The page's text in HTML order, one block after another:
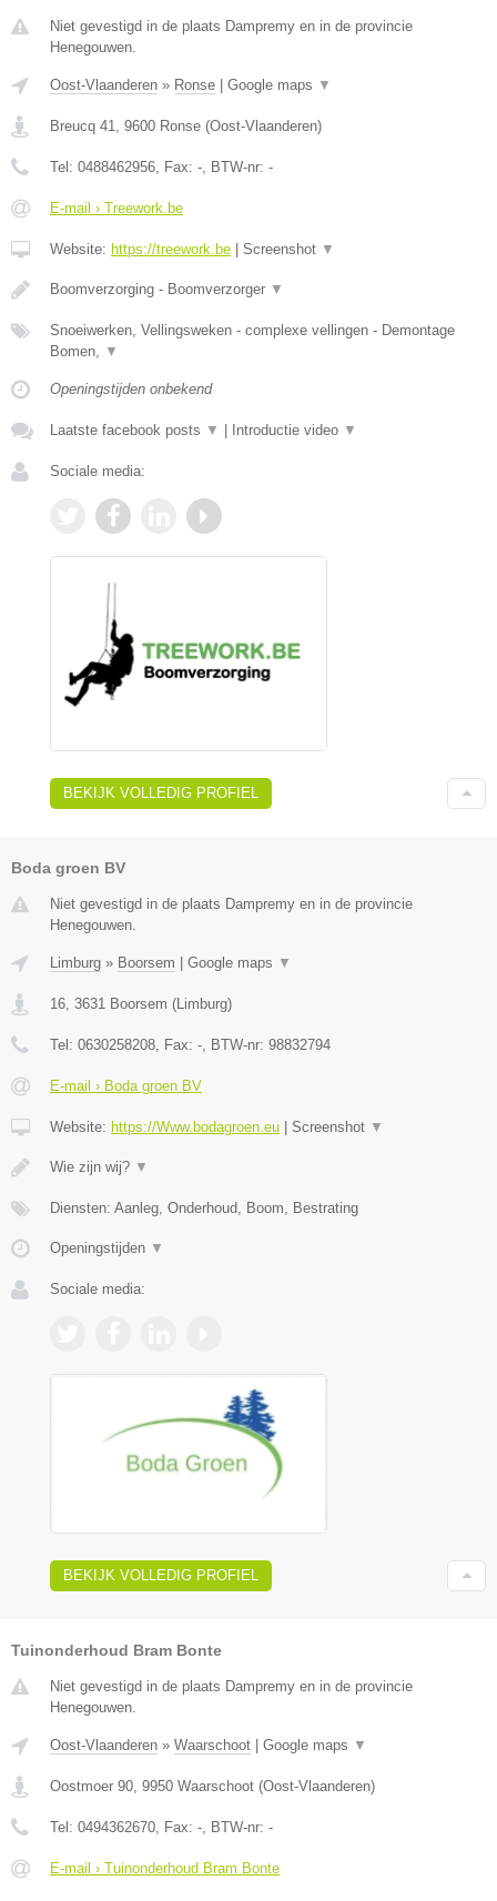
Niet gevestigd in de plaats Dampremy en in de provincie
Henegouwen.
Oost-Vlaanderen » Ronse Google maps ▼
Breucq 41 9600 Ronse (Oost-Vlaanderen)
Tel: 0488462956 , Fax: - , BTW-nr: -
E-mail › Treework.be
Website: https://treework.be Screenshot ▼
Boomverzorging - Boomverzorger ▼
Snoeiwerken, Vellingsweken - complexe vellingen - Demontage
Bomen,
▼
Openingstijden onbekend
Laatste facebook posts ▼ Introductie video ▼
Sociale media:
BEKIJK VOLLEDIG PROFIEL
Boda groen BV
Niet gevestigd in de plaats Dampremy en in de provincie
Henegouwen.
Limburg » Boorsem Google maps ▼
16, 3631 Boorsem (Limburg)
Tel: 0630258208, Fax: -, BTW-nr: 98832794
E-mail › Boda groen BV
Website: https://Www.bodagroen.eu Screenshot ▼
Wie zijn wij? ▼
Diensten: Aanleg, Onderhoud, Boom, Bestrating
Openingstijden ▼
Sociale media:
BEKIJK VOLLEDIG PROFIEL
Tuinonderhoud Bram Bonte
Niet gevestigd in de plaats Dampremy en in de provincie
Henegouwen.
Oost-Vlaanderen » Waarschoot Google maps ▼
Oostmoer 90, 9950 Waarschoot (Oost-Vlaanderen)
Tel: 0494362670, Fax: -, BTW-nr: -
E-mail › Tuinonderhoud Bram Bonte